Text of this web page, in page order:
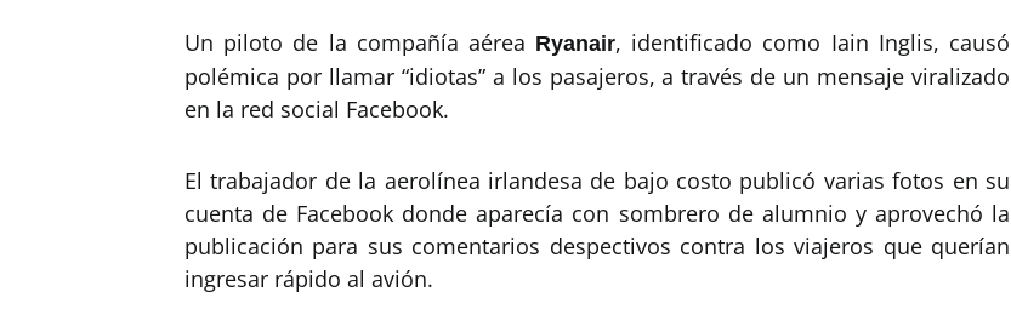
Un piloto de la compañía aérea Ryanair, identificado como Iain Inglis, causó
polémica por llamar “idiotas” a los pasajeros, a través de un mensaje viralizado
en la red social Facebook.
El trabajador de la aerolínea irlandesa de bajo costo publicó varias fotos en su
cuenta de Facebook donde aparecía con sombrero de alumnio y aprovechó la
publicación para sus comentarios despectivos contra los viajeros que querían
ingresar rápido al avión.